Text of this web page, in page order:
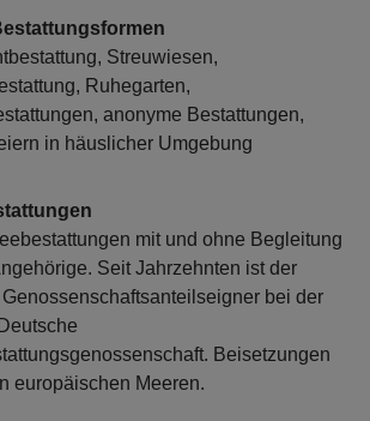
Streuwiesen,
Ruhegarten,
anonyme Bestattungen,
in häuslicher Umgebung
mit und ohne Begleitung
Seit Jahrzehnten ist der
Genossenschaftsanteilseigner bei der
Beisetzungen
europäischen Meeren.